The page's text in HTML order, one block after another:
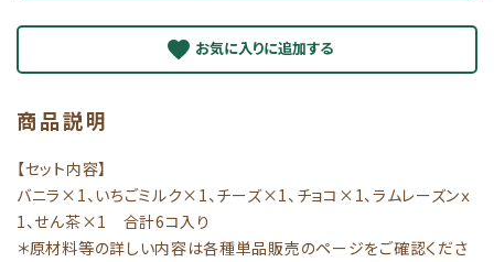
favorite
商品説明
【セット内容】
バニラ×1、いちごミルク×1、チーズ×1、チョコ×1、ラムレーズンｘ
1、せん茶×1 合計6コ入り
＊原材料等の詳しい内容は各種単品販売のページをご確認くださ